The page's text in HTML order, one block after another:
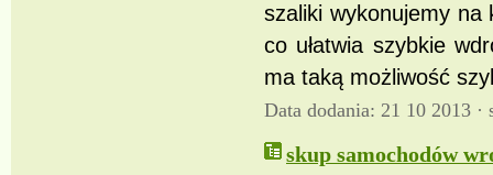
szaliki wykonujemy na
co ułatwia szybkie
ma taką możliwość
Data dodania: 21 10 2013 ·
skup samochodów